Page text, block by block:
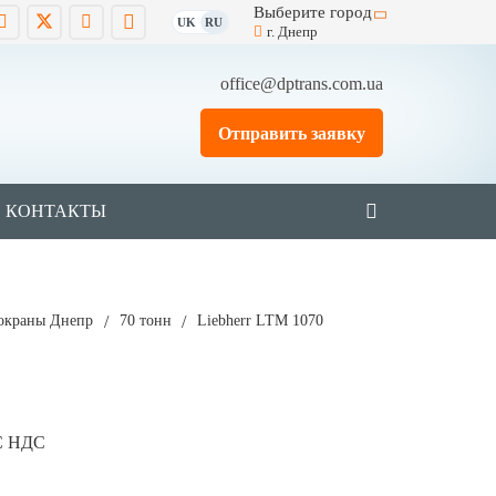
UK RU
Выберите город
г. Днепр
office@dptrans.com.ua
Отправить заявку
КОНТАКТЫ
Днепр / 70 тонн / Liebherr LTM 1070
НДС